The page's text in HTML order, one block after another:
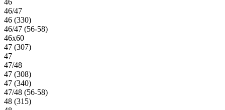
46/47
46 (330)
46/47 (56-58)
46х60
47 (307)
47
47/48
47 (308)
47 (340)
47/48 (56-58)
48 (315)